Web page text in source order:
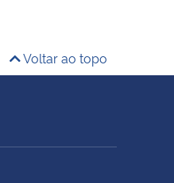
Voltar ao topo